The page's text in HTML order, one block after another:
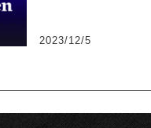
2023/12/5